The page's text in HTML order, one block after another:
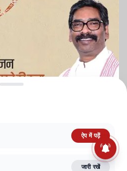
TERMS AND CONDITIONS
FACT CHECKING POLICY
ऐप में पढ़ें
जारी रखें